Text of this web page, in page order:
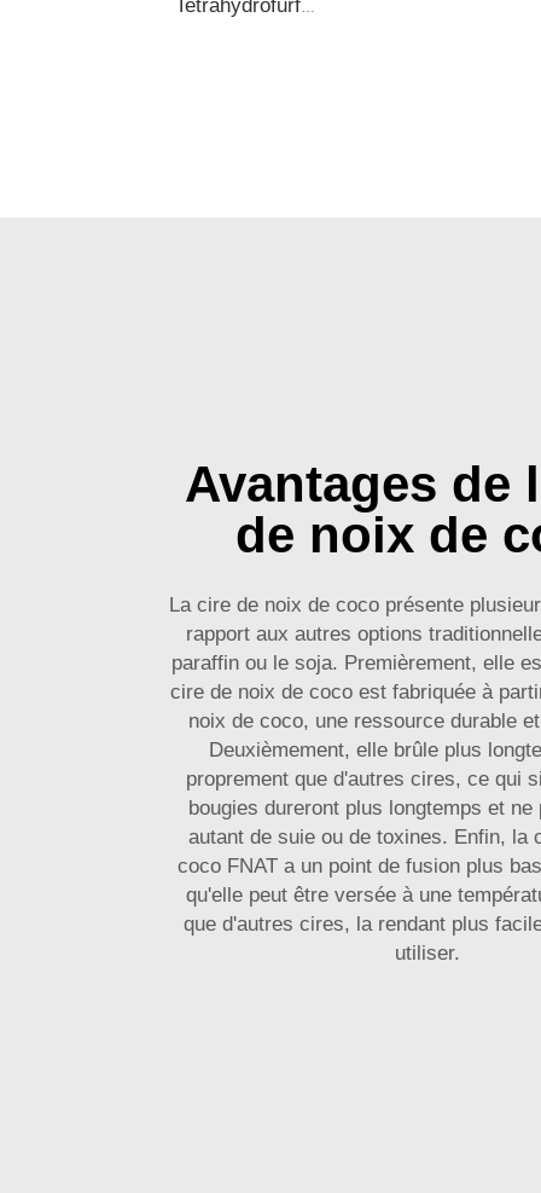
Avantages de
de noix de
La cire de noix de coco présente
rapport aux autres options
paraffin ou le soja. Premièrement, elle
cire de noix de coco est fabriquée à
noix de coco, une ressource durable
Deuxièmement, elle brûle plus
proprement que d'autres cires, ce qui
bougies dureront plus longtemps et ne
autant de suie ou de toxines. Enfin, la
coco FNAT a un point de fusion plus
qu'elle peut être versée à une
que d'autres cires, la rendant plus
utiliser.